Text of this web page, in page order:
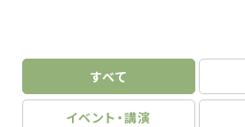
すべて
イベント・講演